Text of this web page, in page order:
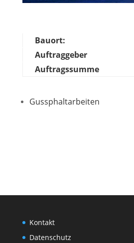
Bauort:
Auftraggeber
Auftragssumme
Gussphaltarbeiten
Kontakt
Datenschutz